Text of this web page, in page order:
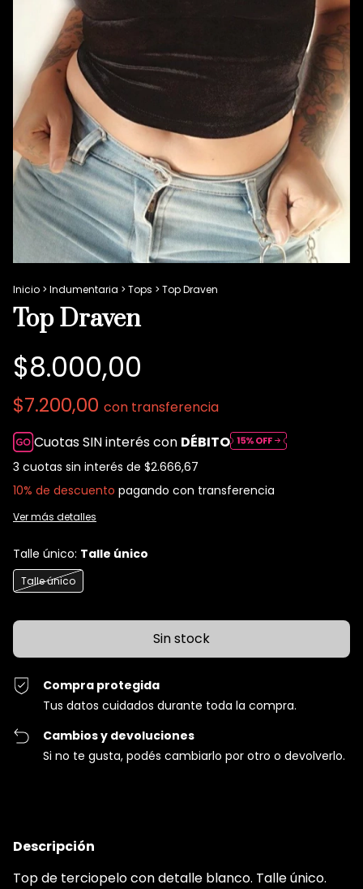
Inicio > Indumentaria > Tops > Top Draven
Top Draven
$8.000,00
$7.200,00 con transferencia
Cuotas SIN interés con DÉBITO
3 cuotas sin interés de $2.666,67
10% de descuento pagando con transferencia
Ver más detalles
Talle único: Talle único
Talle único
Compra protegida
Tus datos cuidados durante toda la compra.
Cambios y devoluciones
Si no te gusta, podés cambiarlo por otro o devolverlo.
Descripción
Top de terciopelo con detalle blanco. Talle único.